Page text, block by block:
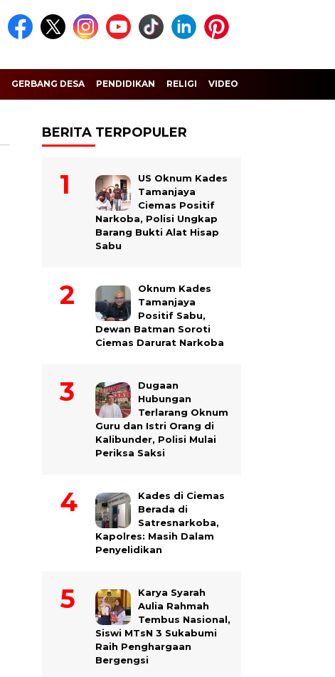
GERBANG DESA PENDIDIKAN RELIGI VIDEO
BERITA TERPOPULER
US Oknum Kades
Tamanjaya
Ciemas Positif
Narkoba, Polisi Ungkap
Barang Bukti Alat Hisap
Sabu
Oknum Kades
Tamanjaya
Positif Sabu,
Dewan Batman Soroti
Ciemas Darurat Narkoba
Dugaan
Hubungan
Terlarang Oknum
Guru dan Istri Orang di
Kalibunder, Polisi Mulai
Periksa Saksi
Kades di Ciemas
Berada di
Satresnarkoba,
Kapolres: Masih Dalam
Penyelidikan
Karya Syarah
Aulia Rahmah
Tembus Nasional,
Siswi MTsN 3 Sukabumi
Raih Penghargaan
Bergengsi